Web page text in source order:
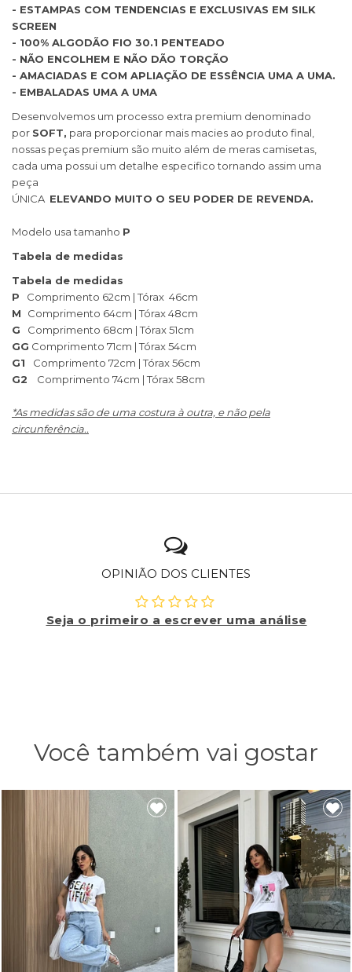
- ESTAMPAS COM TENDENCIAS E EXCLUSIVAS EM SILK
SCREEN
- 100% ALGODÃO FIO 30.1 PENTEADO
- NÃO ENCOLHEM E NÃO DÃO TORÇÃO
- AMACIADAS E COM APLIAÇÃO DE ESSÊNCIA UMA A UMA.
- EMBALADAS UMA A UMA
Desenvolvemos um processo extra premium denominado
por SOFT, para proporcionar mais macies ao produto final,
nossas peças premium são muito além de meras camisetas,
cada uma possui um detalhe especifico tornando assim uma
peça
ÚNICA ELEVANDO MUITO O SEU PODER DE REVENDA.
Modelo usa tamanho P
Tabela de medidas
Tabela de medidas
P Comprimento 62cm | Tórax 46cm
M Comprimento 64cm | Tórax 48cm
G Comprimento 68cm | Tórax 51cm
GG Comprimento 71cm | Tórax 54cm
G1
Comprimento 72cm | Tórax 56cm
G2 Comprimento 74cm | Tórax 58cm
*As medidas são de uma costura à outra, e não pela
circunferência..
OPINIÃO DOS CLIENTES
Seja o primeiro a escrever uma análise
Você também vai gostar